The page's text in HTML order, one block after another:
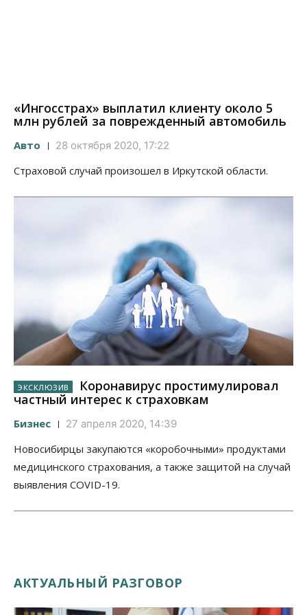
«Ингосстрах» выплатил клиенту около 5
млн рублей за поврежденный автомобиль
Авто 28 октября 2020, 17:22
Страховой случай произошел в Иркутской области.
Коронавирус простимулировал
частный интерес к страховкам
Бизнес 27 апреля 2020, 14:39
Новосибирцы закупаются «коробочными» продуктами
медицинского страхования, а также защитой на случай
выявления COVID-19.
АКТУАЛЬНЫЙ РАЗГОВОР